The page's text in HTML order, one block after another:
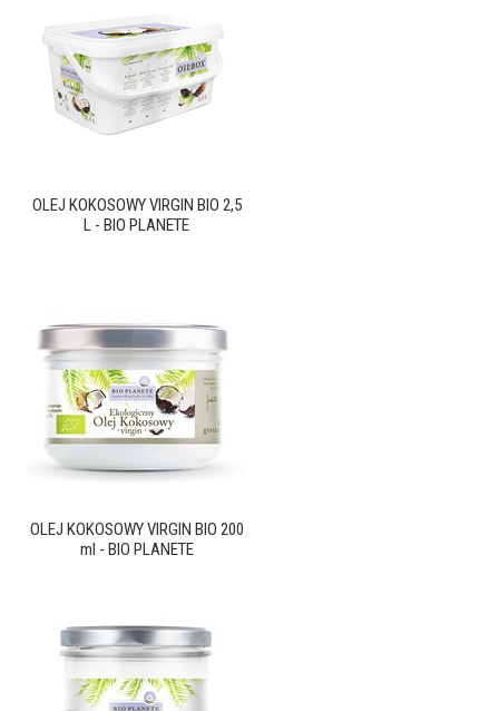
OLEJ KOKOSOWY VIRGIN BIO 2,5
L - BIO PLANETE
OLEJ KOKOSOWY VIRGIN BIO 200
ml - BIO PLANETE